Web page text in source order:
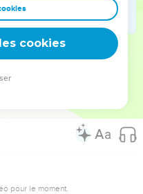
ce Jésus le Nazaréen
coutumes que Moïse nous
le sanhédrin, ayant
pour le moment.
cookies